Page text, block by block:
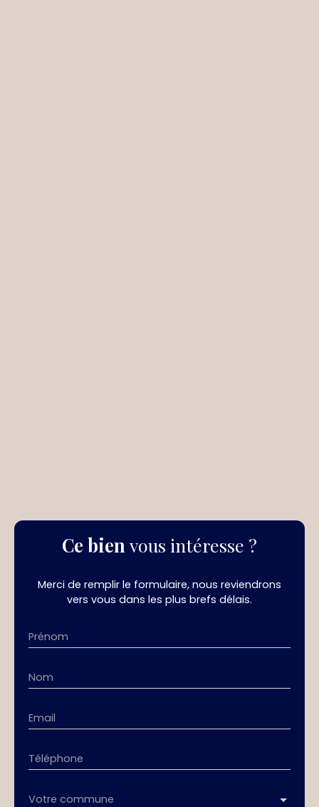
Ce bien vous intéresse ?
Merci de remplir le formulaire, nous reviendrons
vers vous dans les plus brefs délais.
Prénom
Nom
Email
Téléphone
Votre commune